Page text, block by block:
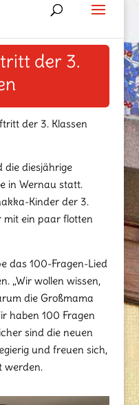
der 3.
der 3. Klassen
die diesjährige
in Wernau statt.
Kinder der 3.
mit ein paar flotten
das 100-Fragen-Lied
„Wir wollen wissen,
die Großmama
haben 100 Fragen
sind die neuen
und freuen sich,
werden.